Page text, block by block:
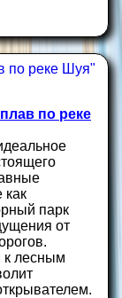
по реке
как
парк
от
к лесным